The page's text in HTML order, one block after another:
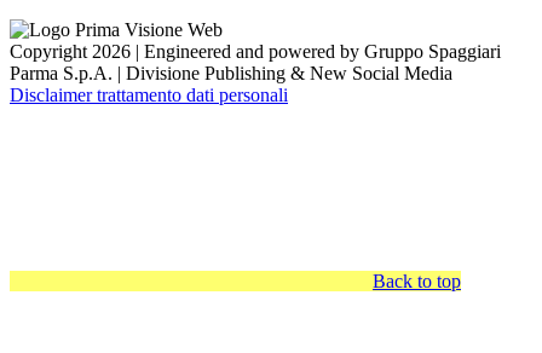
Copyright 2026 | Engineered and powered by Gruppo Spaggiari
Parma S.p.A. | Divisione Publishing & New Social Media
Disclaimer trattamento dati personali
Back to top